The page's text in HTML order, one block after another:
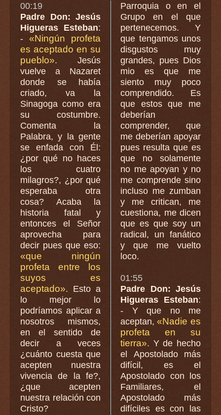
00:19
Padre Don: Jesús
Higueras Esteban:
- «Ningún profeta
es aceptado en su
pueblo». Jesús
vuelve a Nazaret
donde se había
criado, va la
Sinagoga como era
su costumbre.
Comenta la
Palabra, y la gente
se enfada con Él:
¿por qué no haces
los cuatro
milagros?, ¿por qué
esperaba otra
cosa? Acaba la
historia fatal y
entonces el Señor
aprovecha para
decir pues que eso:
«que ningún
profeta entre los
suyos es
aceptado». Esto a
lo mejor lo
podríamos aplicar a
nosotros mismos,
en el sentido de
decir a veces
¿cuánto cuesta que
acepten nuestra
vivencia de la fe?,
¿que acepten
nuestra relación con
Cristo?
Parroquia o en el
Grupo en el que
pertenecemos. Y
que tengamos unos
disgustos muy
grandes, pues Dios
mio es que me
siento muy poco
comprendido. Es
que estos que me
deberían
comprender, que
me deberían apoyar
pues resulta que es
que no solamente
no me apoyan y no
me comprende sino
incluso me zumban
y me critican, me
cuestiona, me dicen
que es que soy un
radical, un fanático
y que me vuelto
loco.
01:55
Padre Don: Jesús
Higueras Esteban:
- Y que no me
aceptan, «Nadie es
profeta en su
tierra». Y de hecho
el Apostolado más
difícil, es el
Apostolado con los
Familiares, el
Apostolado más
difíciles es con las